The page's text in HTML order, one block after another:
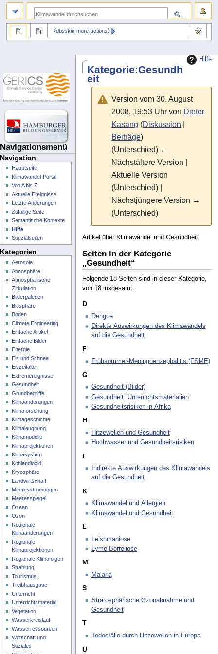
Hilfe
Kategorie:Gesundh
eit
Version vom 30. August
2008, 19:53 Uhr von Dieter
Kasang (Diskussion
Beiträge)
(Unterschied) ←
Nächstältere Version |
Aktuelle Version
(Unterschied) |
Nächstjüngere Version →
(Unterschied)
Artikel über Klimawandel und Gesundheit
Seiten in der Kategorie
„Gesundheit“
Folgende 18 Seiten sind in dieser Kategorie,
von 18 insgesamt.
D
Dengue
Direkte Auswirkungen des Klimawandels
auf die Gesundheit
F
Frühsommer-Meningoenzephalitis (FSME)
G
Gesundheit (Bilder)
Gesundheit: Unterrichtsmaterialien
Gesundheitsrisiken in Afrika
H
Hitzewellen und Gesundheit
Hochwasser und Gesundheitsrisiken
I
Indirekte Auswirkungen des Klimawandels
auf die Gesundheit
K
Klimawandel und Allergien
Klimawandel und Gesundheit
L
Leishmaniose
Lyme-Borreliose
M
Malaria
S
Stratosphärische Ozonabnahme und
Gesundheit
T
Todesfälle durch Hitzewellen in Europa
U
Navigationsmenü
⧼dbsskin-more-actions⧽
Navigation
Hauptseite
Klimawandel-Portal
Von A bis Z
Aktuelle Ereignisse
Letzte Änderungen
Zufällige Seite
Semantische Kontexte
Hilfe
Spezialseiten
Kategorien
Aerosole
Atmosphäre
Atmosphärische
Zirkulation
Bildergalerien
Biosphäre
Boden
Climate Engineering
Einfache Artikel
Einfache Bilder
Energie
Eis und Schnee
Eiszeitalter
Extremereignisse
Gesundheit
Grundbegriffe
Klimaänderungen
Klimaforschung
Klimageschichte
Klimaleugnung
Klimamodelle
Klimaprojektionen
Klimasystem
Kohlendioxid
Kryosphäre
Landwirtschaft
Meeresströmungen
Meeresspiegel
Ozean
Ozon
Regionale
Klimaänderungen
Regionale
Klimaprojektionen
Regionale Klimafolgen
Strahlung
Tourismus
Treibhausgase
Unterricht
Unterrichtsmaterial
Vegetation
Wasserkreislauf
Wasserressourcen
Wirtschaft und
Soziales